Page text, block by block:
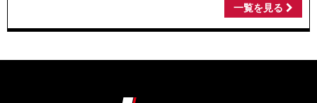
一覧を見る